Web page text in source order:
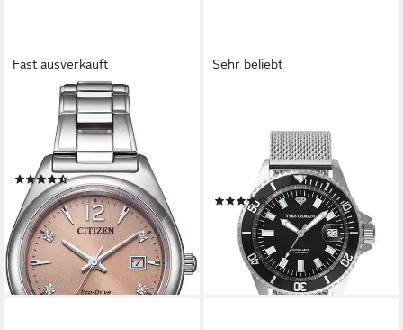
Fast ausverkauft
Solaruhr EW2601-81Z,
Armbanduhr, Damenuhr,
Titan, Datum, Saphirglas
(3)
ab 274,00 € UVP329,00 €
-17%
lieferbar - in 1-2 Werktagen bei dir
Sehr beliebt
drehbarer Lünette,
Datumsanzeige mit Lupe, 5
(24)
89,00 € 419,00 €
-79%
lieferbar - in 8-10 Werktagen bei